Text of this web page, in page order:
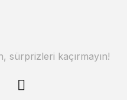
sürprizleri kaçırmayın!